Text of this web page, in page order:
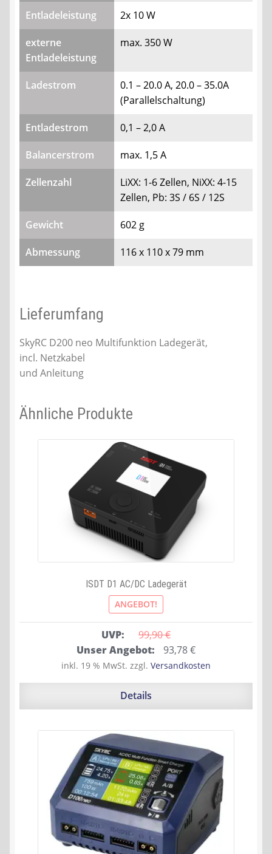
Entladeleistung 2x 10 W
externe
Entladeleistung
max. 350 W
Ladestrom
0.1 – 20.0 A, 20.0 – 35.0A
(Parallelschaltung)
Entladestrom 0,1 – 2,0 A
Balancerstrom max. 1,5 A
Zellenzahl
LiXX: 1-6 Zellen, NiXX: 4-15
Zellen, Pb: 3S / 6S / 12S
Gewicht 602 g
Abmessung 116 x 110 x 79 mm
Lieferumfang
SkyRC D200 neo Multifunktion Ladegerät,
incl. Netzkabel
und Anleitung
Ähnliche Produkte
ISDT D1 AC/DC Ladegerät
ANGEBOT!
UVP: 99,90 €
Ursprünglicher
Preis
war:
Unser Angebot: 93,78€Aktueller
Preis
ist:
inkl. 19 % MwSt. zzgl. Versandkosten
Details